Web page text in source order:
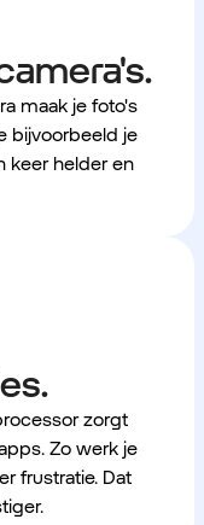
maak je foto's
bijvoorbeeld je
keer helder en
zorgt
Zo werk je
frustratie. Dat